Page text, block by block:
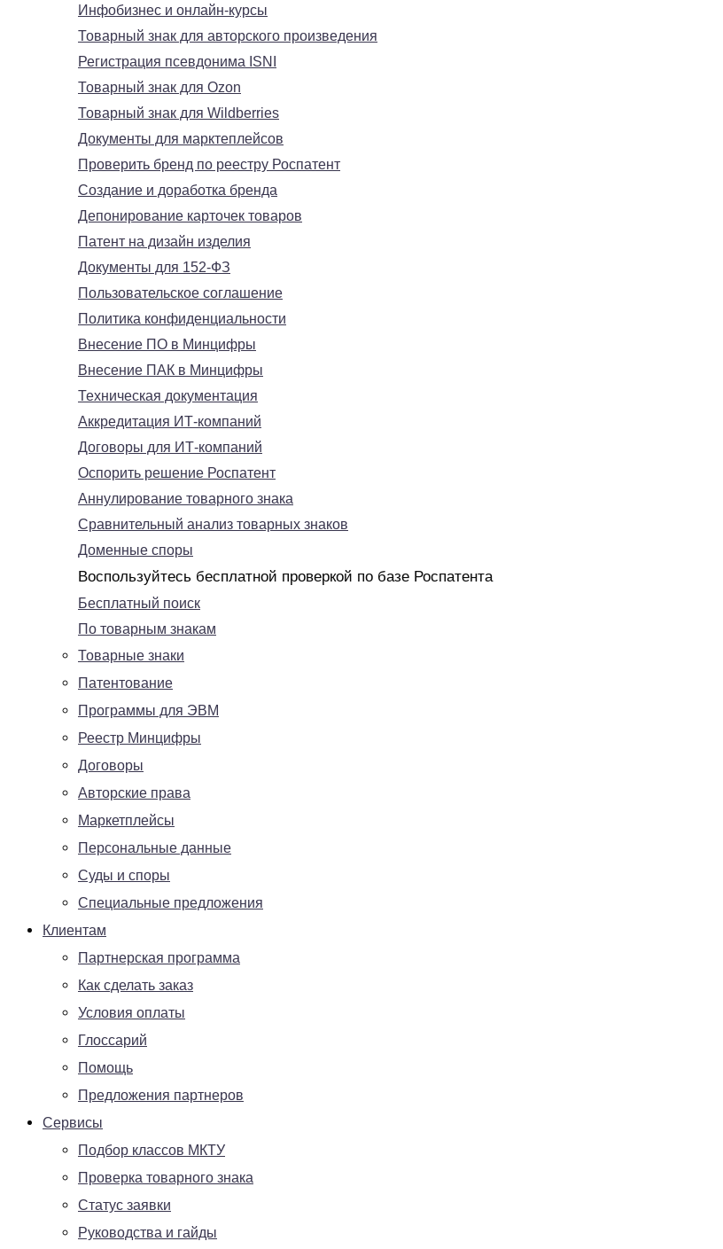
Инфобизнес и онлайн-курсы
Товарный знак для авторского произведения
Регистрация псевдонима ISNI
Товарный знак для Ozon
Товарный знак для Wildberries
Документы для марктеплейсов
Проверить бренд по реестру Роспатент
Создание и доработка бренда
Депонирование карточек товаров
Патент на дизайн изделия
Документы для 152-ФЗ
Пользовательское соглашение
Политика конфиденциальности
Внесение ПО в Минцифры
Внесение ПАК в Минцифры
Техническая документация
Аккредитация ИТ-компаний
Договоры для ИТ-компаний
Оспорить решение Роспатент
Аннулирование товарного знака
Сравнительный анализ товарных знаков
Доменные споры
Воспользуйтесь бесплатной проверкой по базе Роспатента
Бесплатный поиск
По товарным знакам
Товарные знаки
Патентование
Программы для ЭВМ
Реестр Минцифры
Договоры
Авторские права
Маркетплейсы
Персональные данные
Суды и споры
Специальные предложения
Клиентам
Партнерская программа
Как сделать заказ
Условия оплаты
Глоссарий
Помощь
Предложения партнеров
Сервисы
Подбор классов МКТУ
Проверка товарного знака
Статус заявки
Руководства и гайды